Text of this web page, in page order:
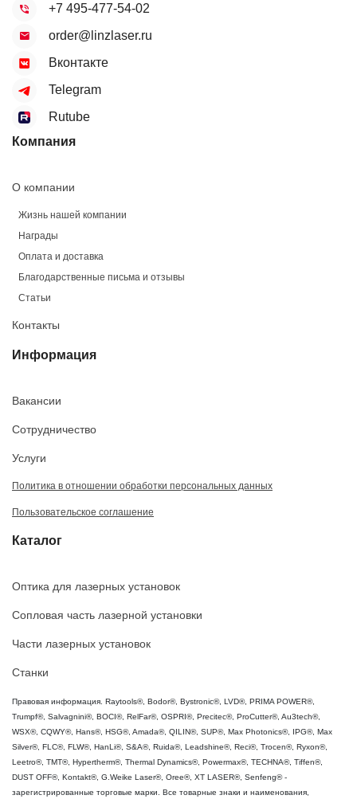
+7 495-477-54-02
order@linzlaser.ru
Вконтакте
Telegram
Rutube
Компания
О компании
Жизнь нашей компании
Награды
Оплата и доставка
Благодарственные письма и отзывы
Статьи
Контакты
Информация
Вакансии
Сотрудничество
Услуги
Политика в отношении обработки персональных данных
Пользовательское соглашение
Каталог
Оптика для лазерных установок
Сопловая часть лазерной установки
Части лазерных установок
Станки
Правовая информация. Raytools®, Bodor®, Bystronic®, LVD®, PRIMA POWER®,
Trumpf®, Salvagnini®, BOCI®, RelFar®, OSPRI®, Precitec®, ProCutter®, Au3tech®,
WSX®, CQWY®, Hans®, HSG®, Amada®, QILIN®, SUP®, Max Photonics®, IPG®, Max
Silver®, FLC®, FLW®, HanLi®, S&A®, Ruida®, Leadshine®, Reci®, Trocen®, Ryxon®,
Leetro®, TMT®, Hypertherm®, Thermal Dynamics®, Powermax®, TECHNA®, Tiffen®,
DUST OFF®, Kontakt®, G.Weike Laser®, Oree®, XT LASER®, Senfeng® -
зарегистрированные торговые марки. Все товарные знаки и наименования,